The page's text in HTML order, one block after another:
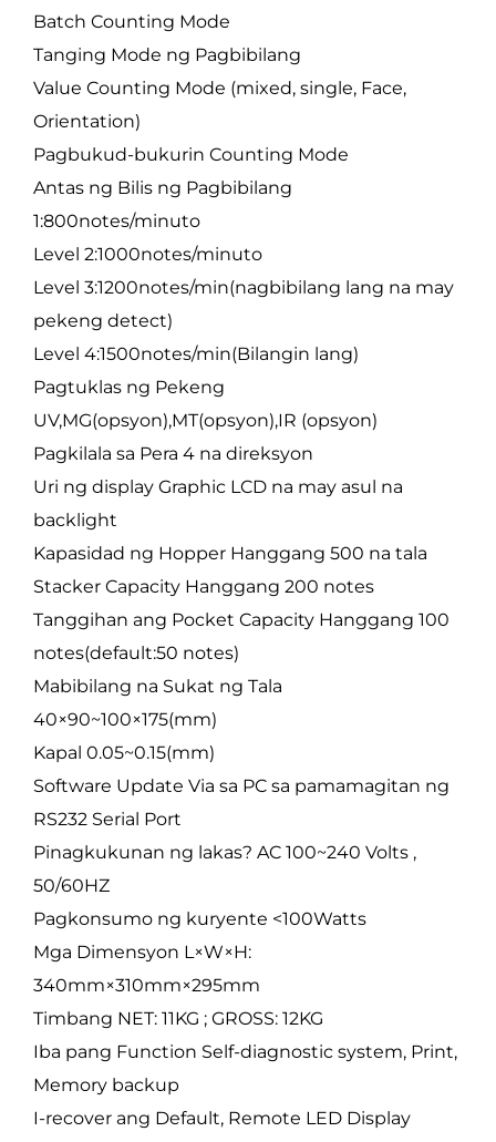
Batch Counting Mode
Tanging Mode ng Pagbibilang
Value Counting Mode (mixed, single, Face,
Orientation)
Pagbukud-bukurin Counting Mode
Antas ng Bilis ng Pagbibilang
1:800notes/minuto
Level 2:1000notes/minuto
Level 3:1200notes/min(nagbibilang lang na may
pekeng detect)
Level 4:1500notes/min(Bilangin lang)
Pagtuklas ng Pekeng
UV,MG(opsyon),MT(opsyon),IR (opsyon)
Pagkilala sa Pera 4 na direksyon
Uri ng display Graphic LCD na may asul na
backlight
Kapasidad ng Hopper Hanggang 500 na tala
Stacker Capacity Hanggang 200 notes
Tanggihan ang Pocket Capacity Hanggang 100
notes(default:50 notes)
Mabibilang na Sukat ng Tala
40×90~100×175(mm)
Kapal 0.05~0.15(mm)
Software Update Via sa PC sa pamamagitan ng
RS232 Serial Port
Pinagkukunan ng lakas? AC 100~240 Volts ,
50/60HZ
Pagkonsumo ng kuryente <100Watts
Mga Dimensyon L×W×H:
340mm×310mm×295mm
Timbang NET: 11KG ; GROSS: 12KG
Iba pang Function Self-diagnostic system, Print,
Memory backup
I-recover ang Default, Remote LED Display